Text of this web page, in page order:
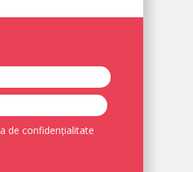
de confidențialitate